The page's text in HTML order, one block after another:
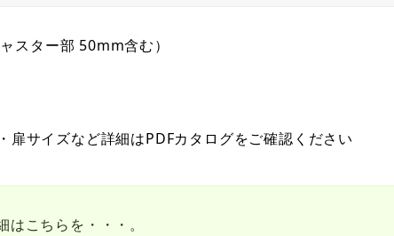
スター部 50mm含む）
扉サイズなど詳細はPDFカタログをご確認ください
こちらを・・・。